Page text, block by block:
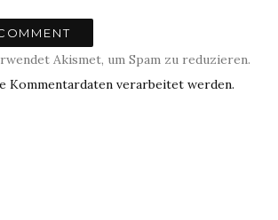
Akismet, um Spam zu reduzieren.
Kommentardaten verarbeitet werden.